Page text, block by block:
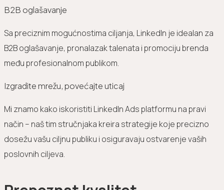
B2B oglašavanje
Sa preciznim mogućnostima ciljanja, LinkedIn je idealan za
B2B oglašavanje, pronalazak talenata i promociju brenda
među profesionalnom publikom.
Izgradite mrežu, povećajte uticaj
Mi znamo kako iskoristiti LinkedIn Ads platformu na pravi
način – naš tim stručnjaka kreira strategije koje precizno
dosežu vašu ciljnu publiku i osiguravaju ostvarenje vaših
poslovnih ciljeva.